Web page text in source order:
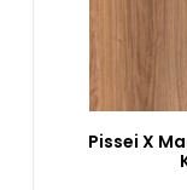
Pissei X